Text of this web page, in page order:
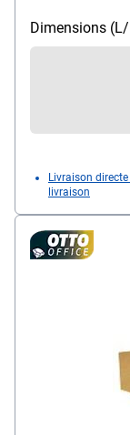
Dimensions
Livraison
livraison